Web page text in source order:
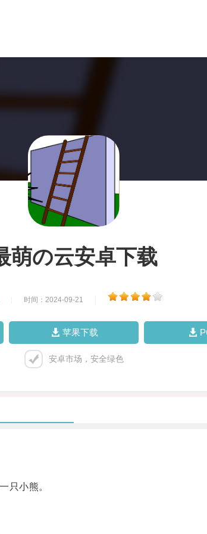
萌の云安卓下载
时间：2024-09-21
苹果下载
安卓市场，安全绿色
只小熊。